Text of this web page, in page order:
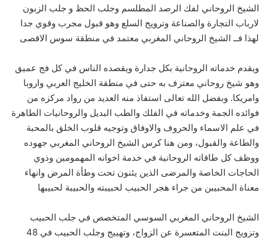
الشيخ الروحاني لفك الرصد المطلسم وجلب الحظ و جلب الزبون
لارباب التجارة والصناعة وترويج السلع وهو قبول مجرب وقوي جدا
لهذا فــ الشيخ الروحاني المغربي معتمد في منطقة سوس الاقصى
ويقدم خدماته الروحانية بكل جدارة ويقصده الناس في كل فج عميق
وهو شيخ روحاني معترف به حتى في منطقة الخليج العربي واروبا
وامريكا. وبفضل الله تعالى استفاذ منه العديد من رواد مركزه من
فوائده الجمة وخدماته في الفلك والطب البديل والروحانيات الطاهرة
في علم الاسماء والحروف والاوفاق وتوجيه قلوب الخلق بالمحبة
والطاعة والقبول، ومن هنا كرس الشيخ الروحاني المغربي جهوده
ووظف كل طاقاته الروحانية في خدمة اخوانه المهمومين وذوي
الحاجات الخاصة والمرضى الذين يئنون تحت وطأة المرض وانهاء
معناة المحبيبن من جراء هجر الحبيب لحبيبته والحبيبة لحبيبها
الشيخ الروحاني المغربي السوسي المتخصص في جلب الحبيب
وتزويج البنت المتعسرة عن الزواج، وتهييج وجلب الحبيب في 48